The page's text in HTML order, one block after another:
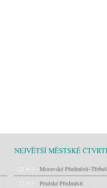
NEJVĚTŠÍ MĚSTSKÉ
23 413 - Moravské Předměstí~Třebeš
12 975 - Pražské Předměstí